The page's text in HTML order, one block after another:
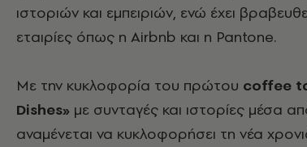
ιστοριών και εμπειριών, ενώ έχει
εταιρίες όπως η Airbnb και η Pantone.
Με την κυκλοφορία του πρώτου coffee
Dishes» με συνταγές και ιστορίες μέσα
αναμένεται να κυκλοφορήσει τη νέα